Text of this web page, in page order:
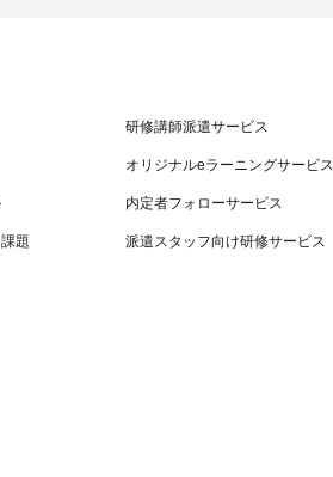
題
研修講師派遣サービス
オリジナルeラーニングサービス
内定者フォローサービス
派遣スタッフ向け研修サービス